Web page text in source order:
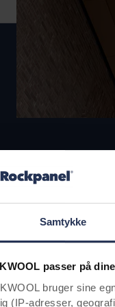
Samtykke
passer på
bruger sine
(IP-adresser,